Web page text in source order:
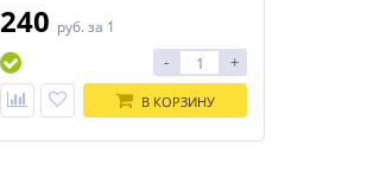
240 руб. за 1
- +
В КОРЗИНУ